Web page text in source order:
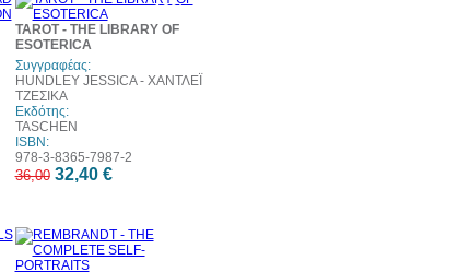
10%
TAROT - THE LIBRARY OF
ESOTERICA
Συγγραφέας:
HUNDLEY JESSICA - ΧΑΝΤΛΕΪ
ΤΖΕΣΙΚΑ
Εκδότης:
TASCHEN
ISBN:
978-3-8365-7987-2
36,00 32,40 €
10%